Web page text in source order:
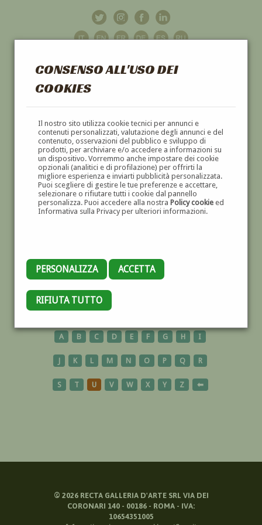
CONSENSO ALL'USO DEI
COOKIES
Il nostro sito utilizza cookie tecnici per annunci e
contenuti personalizzati, valutazione degli annunci e del
contenuto, osservazioni del pubblico e sviluppo di
prodotti, per archiviare e/o accedere a informazioni su
un dispositivo. Vorremmo anche impostare dei cookie
opzionali (analitici e di profilazione) per offrirti la
migliore esperienza e inviarti pubblicità personalizzata.
Puoi scegliere di gestire le tue preferenze e accettare,
selezionare o rifiutare tutti i cookie dal pannello
personalizza. Puoi accedere alla nostra Policy cookieed
Informativa sulla Privacy per ulteriori informazioni.
PERSONALIZZA ACCETTA
RIFIUTA TUTTO
GALLERIAD'ARTE
DIPINTI E SCULTURE '800 E '900
AUTORI
A B C D E F G H I
J K L M N O P Q R
S T U V W X Y Z ⬅
© 2026RECTA GALLERIA D'ARTE SRL VIA DEI
CORONARI 140 - 00186 - ROMA - IVA:
10654351005